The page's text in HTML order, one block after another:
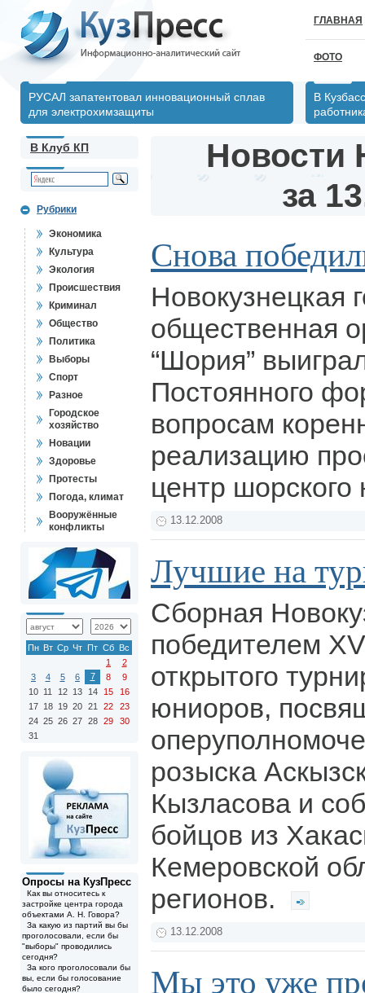
ГЛАВНАЯ
ФОТО
РУСАЛ запатентовал инновационный сплав
для электрохимзащиты
В
В Клуб КП
Рубрики
Экономика
Культура
Экология
Происшествия
Криминал
Общество
Политика
Выборы
Спорт
Разное
Городское
хозяйство
Новации
Здоровье
Протесты
Погода, климат
Вооружённые
конфликты
Пн Вт Ср Чт Пт Сб Вс
1
2
3
4 5 6 7 8
9
10 11 12 13 14 15
16
17 18 19 20 21 22
23
24 25 26 27 28 29
30
31
Опросы на КузПресс
Как вы относитесь к
застройке центра города
объектами А. Н. Говора?
За какую из партий вы бы
проголосовали, если бы
"выборы" проводились
сегодня?
За кого проголосовали бы
вы, если бы голосование
было сегодня?
Новости
за
Снова
Новокузнецкая
общественная
“Шория”
Постоянного
вопросам
реализацию
центр шорского
13.12.2008
Лучшие на
Сборная
победителем
открытого
юниоров,
розыска
Кызласова и
бойцов из
Кемеровской
регионов.
13.12.2008
Мы это уже